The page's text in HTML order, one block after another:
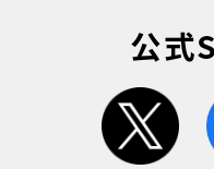
公式